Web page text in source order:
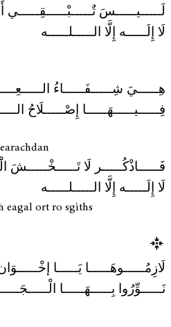
لَـــــيـــــسَ تٌـــــبْـــــقِـــــي
لَا إِلَـــــه إِلَّا الـــــلـــــه
هِـــــيَ شِـــــفَـــــاءُ
فِـــــيـــــهَـــــا إِصْـــــلَاحُ
فَـــــاذْكُـــــر لَا تَـــــخْـــــشَ
لَا إِلَـــــه إِلَّا الـــــلـــــه
eagal ort ro sgìths
لَازِمُـــــوهَـــــا يَـــــا
نَـــــوِّرُوا بِـــــهَـــــا